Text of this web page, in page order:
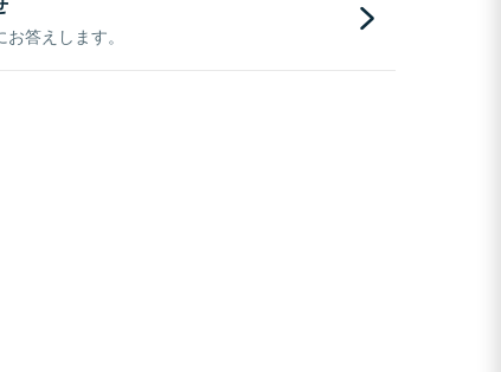
答えします。